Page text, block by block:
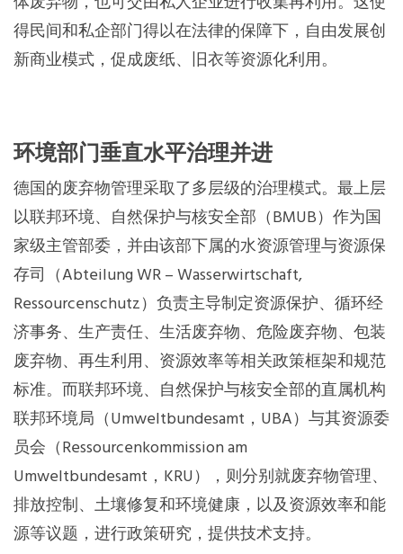
得民间和私企部门得以在法律的保障下，自由发展创
新商业模式，促成废纸、旧衣等资源化利用。
环境部门垂直水平治理并进
德国的废弃物管理采取了多层级的治理模式。最上层
以联邦环境、自然保护与核安全部（BMUB）作为国
家级主管部委，并由该部下属的水资源管理与资源保
存司（Abteilung WR – Wasserwirtschaft,
Ressourcenschutz）负责主导制定资源保护、循环经
济事务、生产责任、生活废弃物、危险废弃物、包装
废弃物、再生利用、资源效率等相关政策框架和规范
标准。而联邦环境、自然保护与核安全部的直属机构
联邦环境局（Umweltbundesamt，UBA）与其资源委
员会（Ressourcenkommission am
Umweltbundesamt，KRU），则分别就废弃物管理、
排放控制、土壤修复和环境健康，以及资源效率和能
源等议题，进行政策研究，提供技术支持。